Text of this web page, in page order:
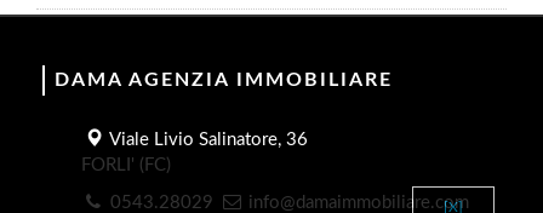
DAMA AGENZIA IMMOBILIARE
Viale Livio Salinatore, 36
FORLI' (FC)
0543.28029 info@damaimmobiliare.com
[X]